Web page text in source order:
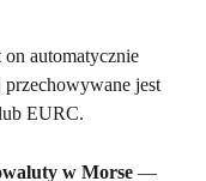
on automatycznie
jest
EURC.
w Morse —